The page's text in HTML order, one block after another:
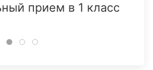
прием в 1 класс